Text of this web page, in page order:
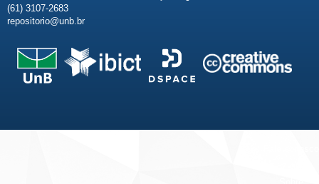
(61) 3107-2683
repositorio@unb.br